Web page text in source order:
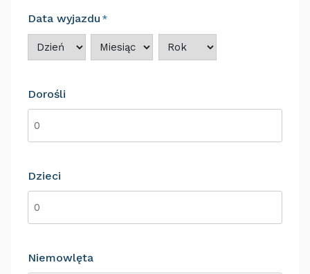
Data wyjazdu *
Dzień Miesiąc Rok
Dorośli
Dzieci
Niemowlęta